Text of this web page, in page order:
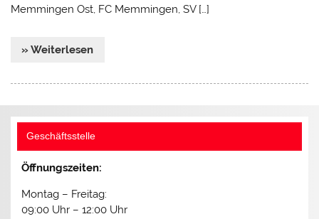
Memmingen Ost, FC Memmingen, SV […]
» Weiterlesen
Geschäftsstelle
Öffnungszeiten:
Montag – Freitag:
09:00 Uhr – 12:00 Uhr